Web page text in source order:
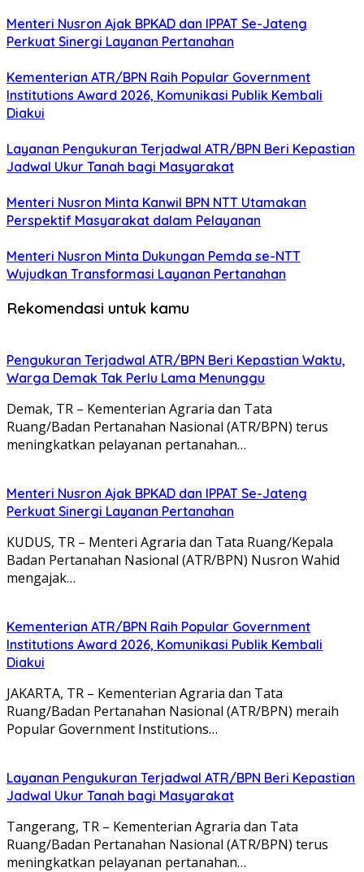
Menteri Nusron Ajak BPKAD dan IPPAT Se-Jateng
Perkuat Sinergi Layanan Pertanahan
Kementerian ATR/BPN Raih Popular Government
Institutions Award 2026, Komunikasi Publik Kembali
Diakui
Layanan Pengukuran Terjadwal ATR/BPN Beri Kepastian
Jadwal Ukur Tanah bagi Masyarakat
Menteri Nusron Minta Kanwil BPN NTT Utamakan
Perspektif Masyarakat dalam Pelayanan
Menteri Nusron Minta Dukungan Pemda se-NTT
Wujudkan Transformasi Layanan Pertanahan
Rekomendasi untuk kamu
Pengukuran Terjadwal ATR/BPN Beri Kepastian Waktu,
Warga Demak Tak Perlu Lama Menunggu
Demak, TR – Kementerian Agraria dan Tata
Ruang/Badan Pertanahan Nasional (ATR/BPN) terus
meningkatkan pelayanan pertanahan…
Menteri Nusron Ajak BPKAD dan IPPAT Se-Jateng
Perkuat Sinergi Layanan Pertanahan
KUDUS, TR – Menteri Agraria dan Tata Ruang/Kepala
Badan Pertanahan Nasional (ATR/BPN) Nusron Wahid
mengajak…
Kementerian ATR/BPN Raih Popular Government
Institutions Award 2026, Komunikasi Publik Kembali
Diakui
JAKARTA, TR – Kementerian Agraria dan Tata
Ruang/Badan Pertanahan Nasional (ATR/BPN) meraih
Popular Government Institutions…
Layanan Pengukuran Terjadwal ATR/BPN Beri Kepastian
Jadwal Ukur Tanah bagi Masyarakat
Tangerang, TR – Kementerian Agraria dan Tata
Ruang/Badan Pertanahan Nasional (ATR/BPN) terus
meningkatkan pelayanan pertanahan…